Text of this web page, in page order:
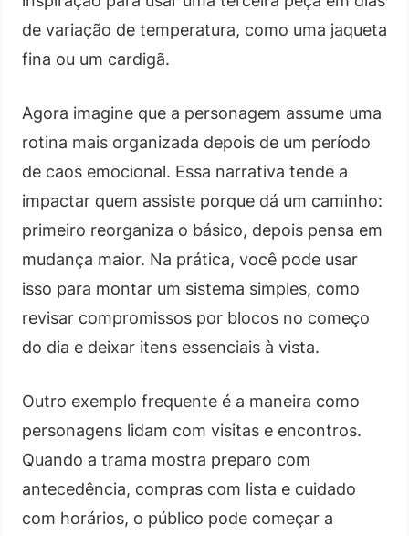
de variação de temperatura, como uma jaqueta
fina ou um cardigã.
Agora imagine que a personagem assume uma
rotina mais organizada depois de um período
de caos emocional. Essa narrativa tende a
impactar quem assiste porque dá um caminho:
primeiro reorganiza o básico, depois pensa em
mudança maior. Na prática, você pode usar
isso para montar um sistema simples, como
revisar compromissos por blocos no começo
do dia e deixar itens essenciais à vista.
Outro exemplo frequente é a maneira como
personagens lidam com visitas e encontros.
Quando a trama mostra preparo com
antecedência, compras com lista e cuidado
com horários, o público pode começar a